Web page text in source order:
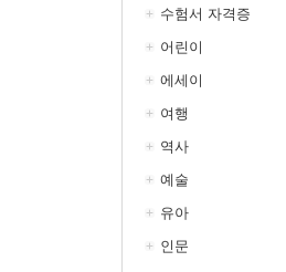
수험서 자격증
어린이
에세이
여행
역사
예술
유아
인문